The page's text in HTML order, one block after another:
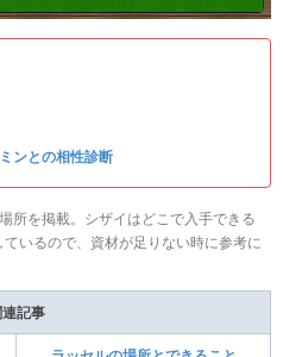
ンとの相性診断
所を掲載。シザイはどこで入手できる
いるので、資材が足りない時に参考に
連記事